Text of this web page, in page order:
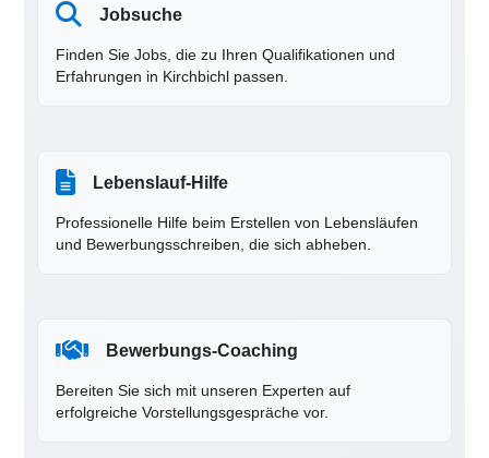
Jobsuche
Finden Sie Jobs, die zu Ihren Qualifikationen und
Erfahrungen in Kirchbichl passen.
Lebenslauf-Hilfe
Professionelle Hilfe beim Erstellen von Lebensläufen
und Bewerbungsschreiben, die sich abheben.
Bewerbungs-Coaching
Bereiten Sie sich mit unseren Experten auf
erfolgreiche Vorstellungsgespräche vor.